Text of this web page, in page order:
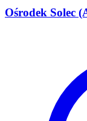
Ośrodek Solec